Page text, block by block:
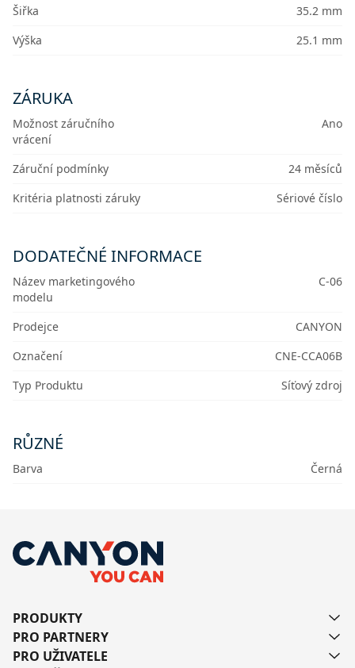
Šiřka
35.2 mm
Výška
25.1 mm
ZÁRUKA
Možnost záručního
vrácení
Ano
Záruční podmínky
24 měsíců
Kritéria platnosti záruky
Sériové číslo
DODATEČNÉ INFORMACE
Název marketingového
modelu
C-06
Prodejce
CANYON
Označení
CNE-CCA06B
Typ Produktu
Síťový zdroj
RŮZNÉ
Barva Černá
PRODUKTY
PRO PARTNERY
PRO UŽIVATELE